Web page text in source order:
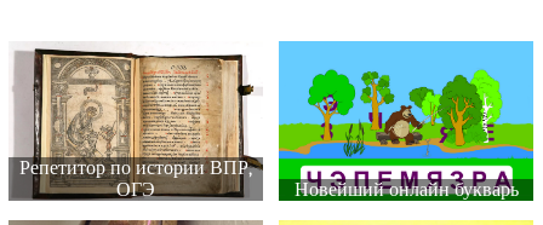
Репетитор по истории ВПР,
ОГЭ
Новейший онлайн букварь